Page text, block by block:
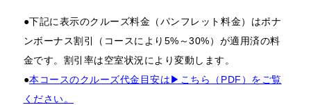
●下記に表示のクルーズ料金（パンフレット料金）はポナ
ンボーナス割引（コースにより5%～30%）が適用済の料
金です。割引率は空室状況により変動します。
●本コースのクルーズ代金目安は▶こちら（PDF）をご覧
ください。